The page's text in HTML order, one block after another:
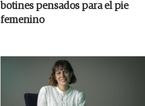
botines pensados para el pie
femenino